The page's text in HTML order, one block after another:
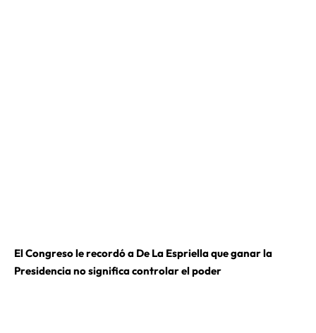
El Congreso le recordó a De La Espriella que ganar la
Presidencia no significa controlar el poder